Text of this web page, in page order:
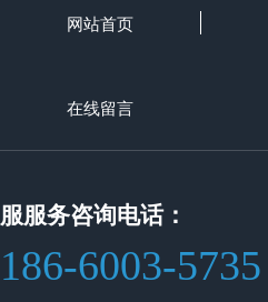
网站首页
在线留言
服服务咨询电话：
186-6003-5735